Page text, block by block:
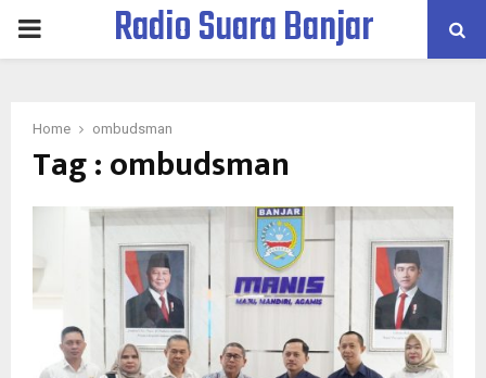
PRIMARYRadio Suara Banjar
Home ombudsman
Tag : ombudsman